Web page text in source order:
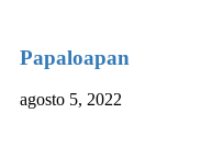
Papaloapan
agosto 5, 2022